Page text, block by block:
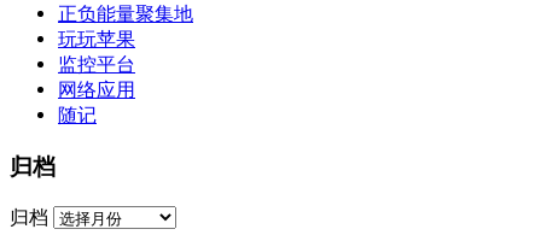
正负能量聚集地
玩玩苹果
监控平台
网络应用
随记
归档
归档